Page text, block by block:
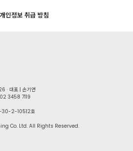
개인정보 취급 방침
· 대표 | 손기연
34​58 7119
30-2-10512호
Co. Ltd. All Rights Reserved.